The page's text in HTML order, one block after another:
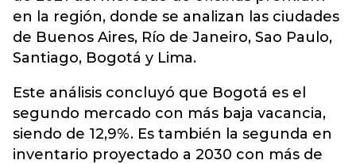
en la región, donde se analizan las ciudades
de Buenos Aires, Río de Janeiro, Sao Paulo,
Santiago, Bogotá y Lima.
Este análisis concluyó que Bogotá es el
segundo mercado con más baja vacancia,
siendo de 12,9%. Es también la segunda en
inventario proyectado a 2030 con más de